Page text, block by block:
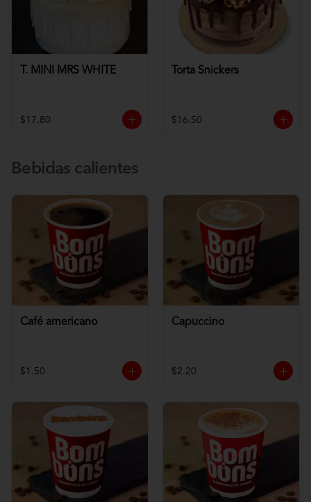
T. MINI MRS WHITE
$17.80
Torta Snickers
$16.50
Bebidas calientes
Café americano
$1.50
Capuccino
$2.20